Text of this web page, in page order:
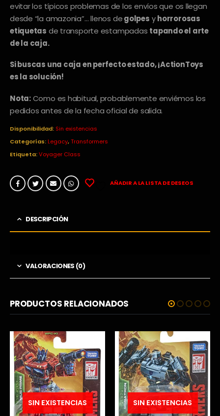
evitar los típicos problemas de los envíos que os llegan
desde “la amazonia”… llenos degolpes yhorrorosas
etiquetas de transporte estampadas tapando el arte
de la caja.
Si buscas una caja en perfecto estado, ¡ActionToys
es la solución!
Nota:Como es habitual, probablemente enviémos los
pedidos antes de la fecha oficial de salida.
Disponibilidad: Sin existencias
Categorías:Legacy,Transformers
Etiqueta:Voyager Class
AÑADIR A LA LISTA DE DESEOS
DESCRIPCIÓN
VALORACIONES (0)
PRODUCTOS RELACIONADOS
SIN EXISTENCIAS SIN EXISTENCIAS